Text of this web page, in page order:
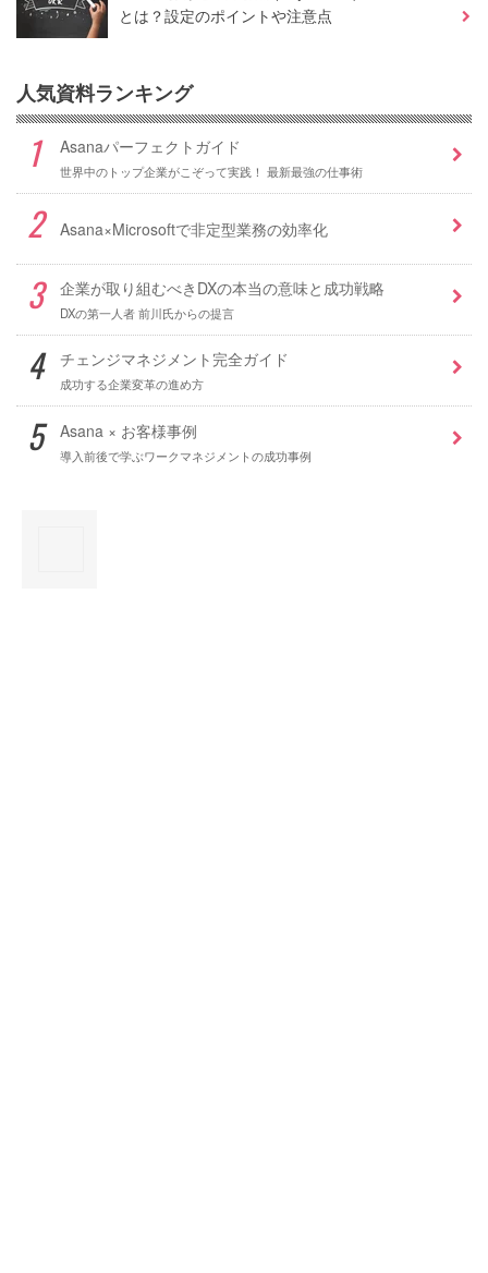
とは？設定のポイントや注意点
人気資料ランキング
Asanaパーフェクトガイド
世界中のトップ企業がこぞって実践！ 最新最強の仕事術
Asana×Microsoftで非定型業務の効率化
企業が取り組むべきDXの本当の意味と成功戦略
DXの第一人者 前川氏からの提言
チェンジマネジメント完全ガイド
成功する企業変革の進め方
Asana × お客様事例
導入前後で学ぶワークマネジメントの成功事例